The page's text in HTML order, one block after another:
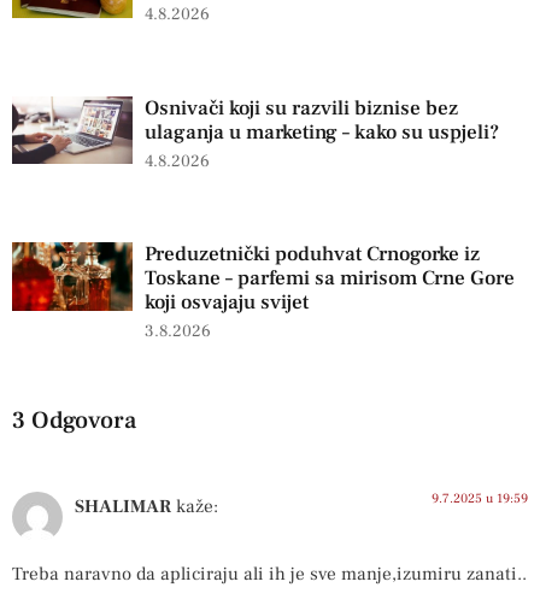
4.8.2026
Osnivači koji su razvili biznise bez
ulaganja u marketing – kako su uspjeli?
4.8.2026
Preduzetnički poduhvat Crnogorke iz
Toskane – parfemi sa mirisom Crne Gore
koji osvajaju svijet
3.8.2026
3 Odgovora
SHALIMAR kaže: 9.7.2025 u 19:59
Treba naravno da apliciraju ali ih je sve manje,izumiru zanati..